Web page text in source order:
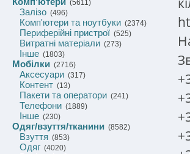
(5611)
Залізо (496)
Комп'ютери та ноутбуки (2374)
Периферійні пристрої (525)
Витратні матеріали (273)
Інше (1803)
Мобілки (2716)
Аксесуари (317)
Контент (13)
Пакети та оператори (241)
Телефони (1889)
Інше (230)
Одяг/взуття/тканини (8582)
Взуття (853)
Одяг (4020)